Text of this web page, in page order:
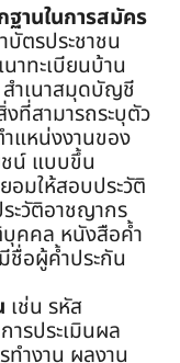
านในการสมัคร
บัตรประชาชน
าทะเบียนบ้าน
ำเนาสมุดบัญชี
ที่สามารถระบุตัว
แหน่งงานของ
น์ แบบขึ้น
มให้สอบประวัติ
ะวัติอาชญากร
บุคคล หนังสือค้ำ
ชื่อผู้ค้ำประกัน
เช่น รหัส
รประเมินผล
ำงาน ผลงาน